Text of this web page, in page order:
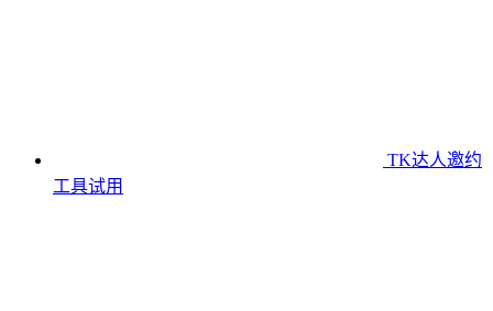
TK达人邀约
工具试用